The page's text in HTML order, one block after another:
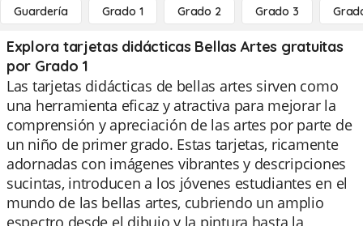
Guardería Grado 1 Grado 2 Grado 3
Explora tarjetas didácticas Bellas Artes gratuitas
por Grado 1
Las tarjetas didácticas de bellas artes sirven como
una herramienta eficaz y atractiva para mejorar la
comprensión y apreciación de las artes por parte de
un niño de primer grado. Estas tarjetas, ricamente
adornadas con imágenes vibrantes y descripciones
sucintas, introducen a los jóvenes estudiantes en el
mundo de las bellas artes, cubriendo un amplio
espectro desde el dibujo y la pintura hasta la